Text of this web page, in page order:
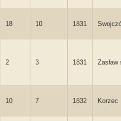
18 10 1831
2 3 1831
10 7 1832 Korzec